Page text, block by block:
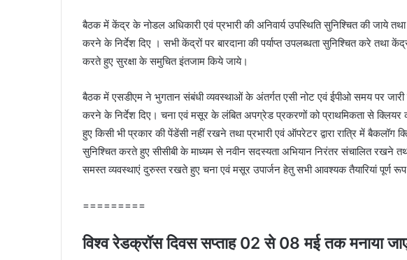
बैठक में केंद्र के नोडल अधिकारी एवं प्रभारी की अनिवार्य उपस्थिति सुनिश्चित की जाये
करने के निर्देश दिए । सभी केंद्रों पर बारदाना की पर्याप्त उपलब्धता सुनिश्चित करे तथा
करते हुए सुरक्षा के समुचित इंतजाम किये जाये।
बैठक में एसडीएम ने भुगतान संबंधी व्यवस्थाओं के अंतर्गत एसी नोट एवं ईपीओ समय पर
करने के निर्देश दिए। चना एवं मसूर के लंबित अपग्रेड प्रकरणों को प्राथमिकता से
हुए किसी भी प्रकार की पेंडेंसी नहीं रखने तथा प्रभारी एवं ऑपरेटर द्वारा रात्रि में
सुनिश्चित करते हुए सीसीबी के माध्यम से नवीन सदस्यता अभियान निरंतर संचालित रखने
समस्त व्यवस्थाएं दुरुस्त रखते हुए चना एवं मसूर उपार्जन हेतु सभी आवश्यक तैयारियां पूर्ण
=========
विश्व रेडक्रॉस दिवस सप्ताह 02 से 08 मई तक मनाया